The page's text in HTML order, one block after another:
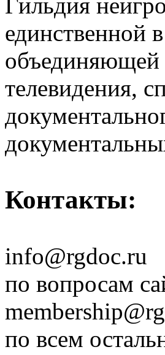
единственной
объединяющей
телевидения,
Контакты:
info@rgdoc.ru
по вопросам
по всем